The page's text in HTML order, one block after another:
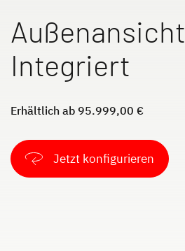
Außenansicht
Integriert
Erhältlich ab 95.999,00 €
Jetzt konfigurieren